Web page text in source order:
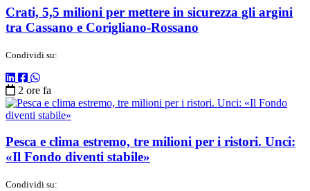
Crati, 5,5 milioni per mettere in sicurezza gli argini
tra Cassano e Corigliano-Rossano
Condividi su:
2 ore fa
Pesca e clima estremo, tre milioni per i ristori. Unci:
«Il Fondo diventi stabile»
Condividi su: